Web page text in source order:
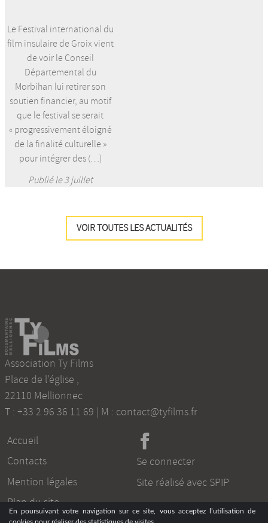
En poursuivant votre navigation sur ce site, vous acceptez l’utilisation de
Le Festival international du
film insulaire de Groix vient
de voir le Conseil
Départemental du
Morbihan lui retirer son
soutien financier, au motif
que le festival se serait
« progressivement éloigné
de la finalité culturelle »
pour intégrer des (…)
Publié le 3 juillet
VOIR TOUTES LES ACTUALITÉS
Association Ty Films
Place de l'église ,
22110 Mellionnec
T : +33 2 96 36 11 69 | M : contact@tyfilms.fr
Accueil
Contacts
Mention légales
Plan du site
Se connecter
Site réalisé avec SPIP